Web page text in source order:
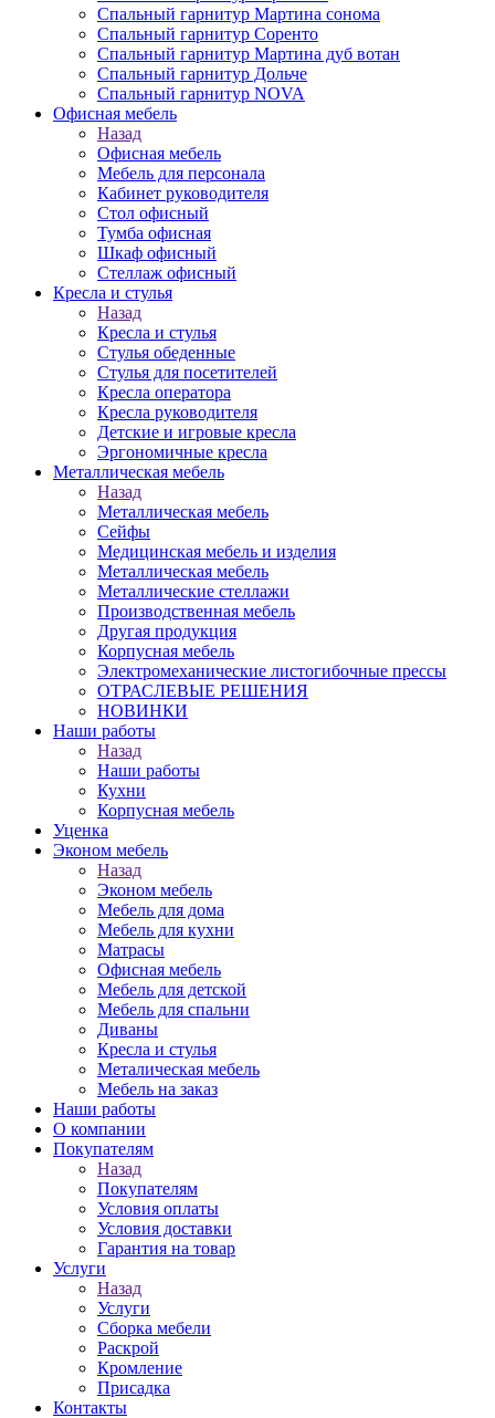
Спальный гарнитур Мартина сонома
Спальный гарнитур Соренто
Спальный гарнитур Мартина дуб вотан
Спальный гарнитур Дольче
Спальный гарнитур NOVA
Офисная мебель
Назад
Офисная мебель
Мебель для персонала
Кабинет руководителя
Стол офисный
Тумба офисная
Шкаф офисный
Стеллаж офисный
Кресла и стулья
Назад
Кресла и стулья
Стулья обеденные
Стулья для посетителей
Кресла оператора
Кресла руководителя
Детские и игровые кресла
Эргономичные кресла
Металлическая мебель
Назад
Металлическая мебель
Сейфы
Медицинская мебель и изделия
Металлическая мебель
Металлические стеллажи
Производственная мебель
Другая продукция
Корпусная мебель
Электромеханические листогибочные прессы
ОТРАСЛЕВЫЕ РЕШЕНИЯ
НОВИНКИ
Наши работы
Назад
Наши работы
Кухни
Корпусная мебель
Уценка
Эконом мебель
Назад
Эконом мебель
Мебель для дома
Мебель для кухни
Матрасы
Офисная мебель
Мебель для детской
Мебель для спальни
Диваны
Кресла и стулья
Металическая мебель
Мебель на заказ
Наши работы
О компании
Покупателям
Назад
Покупателям
Условия оплаты
Условия доставки
Гарантия на товар
Услуги
Назад
Услуги
Сборка мебели
Раскрой
Кромление
Присадка
Контакты